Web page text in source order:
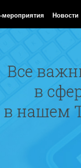
мероприятия Новости